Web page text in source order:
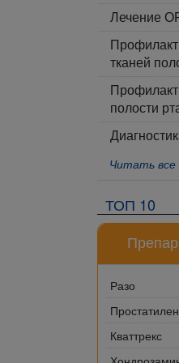
Лечение
тканей
полости
Читать все
ТОП 10
Разо
Кваттрекс